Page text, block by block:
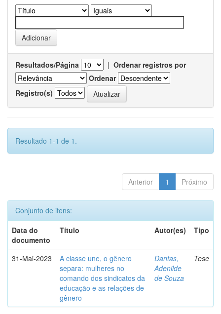
Resultados/Página | Ordenar registros por
Ordenar
Registro(s)
Resultado 1-1 de 1.
Anterior 1 Próximo
Conjunto de itens:
Data do
documento
Título Autor(es) Tipo
31-Mai-2023
A classe une, o gênero
separa: mulheres no
comando dos sindicatos da
educação e as relações de
gênero
Dantas,
Adenilde
de Souza
Tese